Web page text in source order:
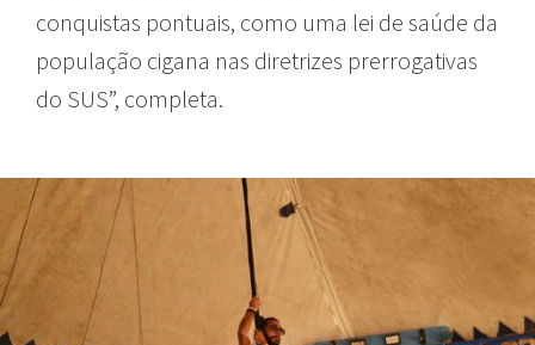
conquistas pontuais, como uma lei de saúde da
população cigana nas diretrizes prerrogativas
do SUS”, completa.